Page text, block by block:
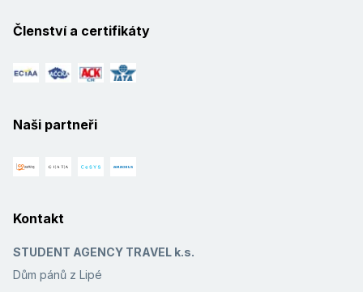
Členství a certifikáty
Naši partneři
Kontakt
STUDENT AGENCY TRAVEL k.s.
Dům pánů z Lipé